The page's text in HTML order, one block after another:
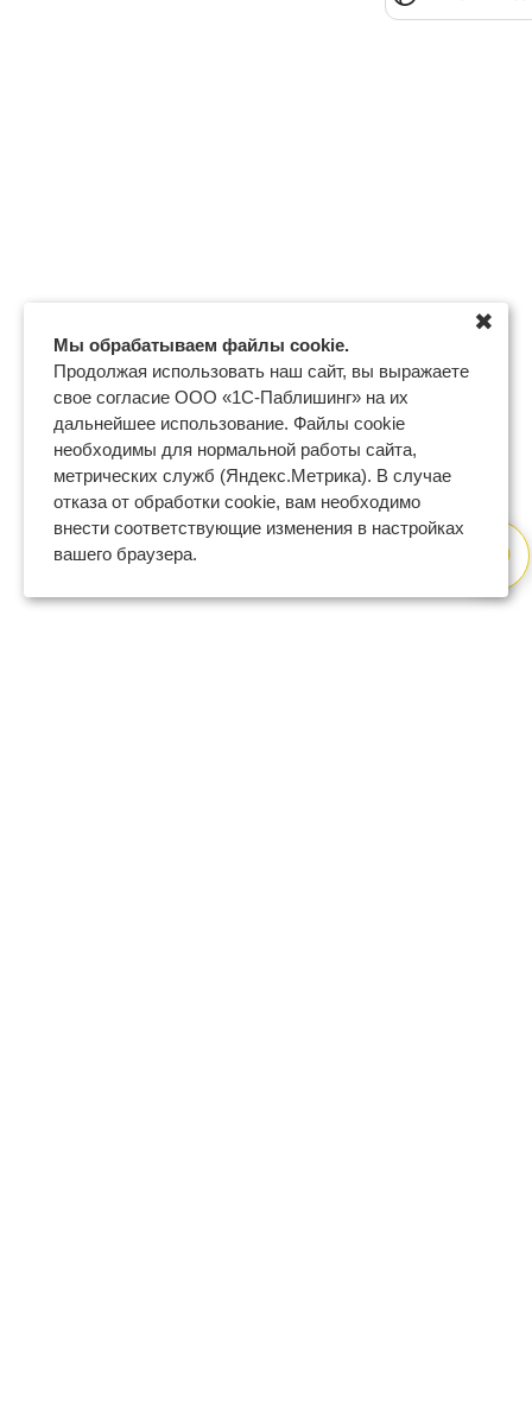
Мы обрабатываем файлы cookie.
Продолжая использовать наш сайт, вы выражаете
свое согласие ООО «1С-Паблишинг» на их
дальнейшее использование. Файлы cookie
необходимы для нормальной работы сайта,
метрических служб (Яндекс.Метрика). В случае
отказа от обработки cookie, вам необходимо
внести соответствующие изменения в настройках
вашего браузера.
✖